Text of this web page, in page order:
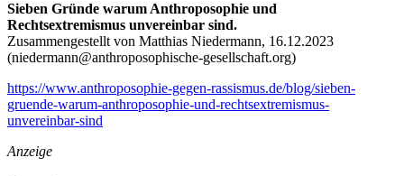
Sieben Gründe warum Anthroposophie und
Rechtsextremismus unvereinbar sind.
Zusammengestellt von Matthias Niedermann, 16.12.2023
(niedermann@anthroposophische-gesellschaft.org)
https://www.anthroposophie-gegen-rassismus.de/blog/sieben-
gruende-warum-anthroposophie-und-rechtsextremismus-
unvereinbar-sind
Anzeige